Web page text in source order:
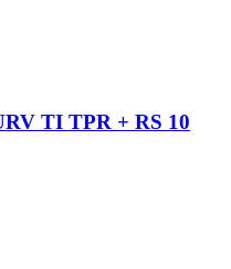
TI TPR + RS 10